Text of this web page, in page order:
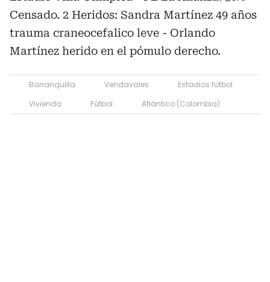
Censado. 2 Heridos: Sandra Martínez 49 años
trauma craneocefalico leve - Orlando
Martínez herido en el pómulo derecho.
Barranquilla Vendavales
Estadios fútbol
Vivienda
Fútbol Atlántico (Colombia)